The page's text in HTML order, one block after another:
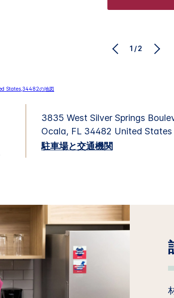
1/2
3835 West Silver Springs
Ocala, FL 34482 United States
駐車場と交通機関